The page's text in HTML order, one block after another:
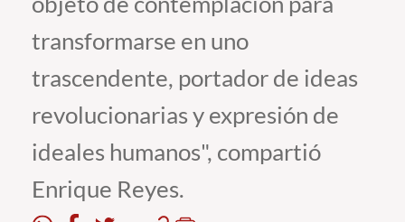
Postgrado
Formación Continua
Académicos
Funcionarios
transformarse en uno
trascendente, portador de ideas
revolucionarias y expresión de
ideales humanos", compartió
Enrique Reyes.